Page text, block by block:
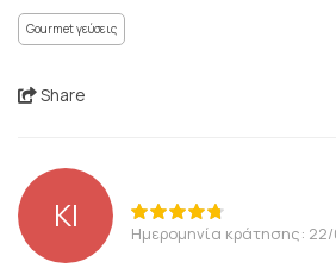
Gourmet γεύσεις
Share
KI Ημερομηνία κράτησης: